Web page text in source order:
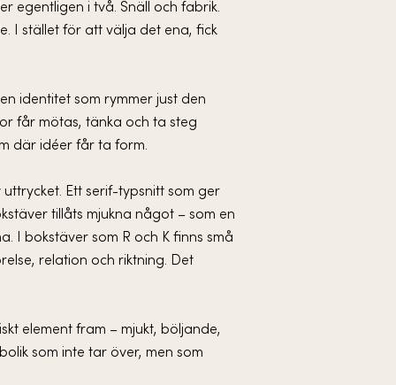
egentligen i två. Snäll och fabrik.
I stället för att välja det ena, fick
identitet som rymmer just den
får mötas, tänka och ta steg
där idéer får ta form.
Ett serif-typsnitt som ger
tillåts mjukna något – som en
I bokstäver som R och K finns små
relation och riktning. Det
element fram – mjukt, böljande,
som inte tar över, men som